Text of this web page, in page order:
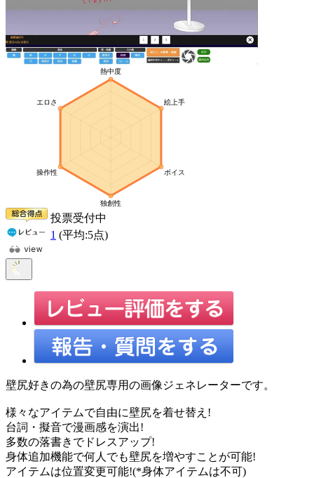
投票受付中
1 (平均:5点)
壁尻好きの為の壁尻専用の画像ジェネレーターです。
様々なアイテムで自由に壁尻を着せ替え!
台詞・擬音で漫画感を演出!
多数の落書きでドレスアップ!
身体追加機能で何人でも壁尻を増やすことが可能!
アイテムは位置変更可能!(*身体アイテムは不可)